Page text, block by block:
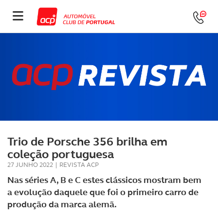
Trio de Porsche 356 brilha em
coleção portuguesa
27 JUNHO 2022 | REVISTA ACP
Nas séries A, B e C estes clássicos mostram bem
a evolução daquele que foi o primeiro carro de
produção da marca alemã.